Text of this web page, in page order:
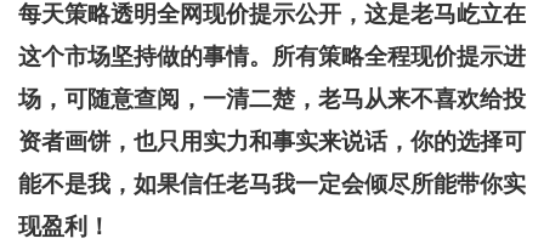
每天策略透明全网现价提示公开，这是老马屹立在
这个市场坚持做的事情。所有策略全程现价提示进
场，可随意查阅，一清二楚，老马从来不喜欢给投
资者画饼，也只用实力和事实来说话，你的选择可
能不是我，如果信任老马我一定会倾尽所能带你实
现盈利！